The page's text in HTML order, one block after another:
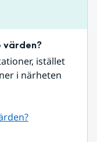
värden?
istället
i närheten